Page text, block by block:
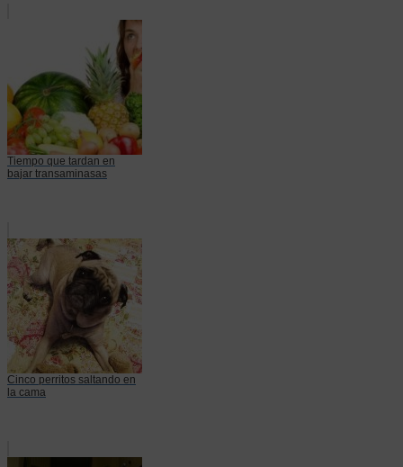
Tiempo que tardan en
bajar transaminasas
Cinco perritos saltando en
la cama